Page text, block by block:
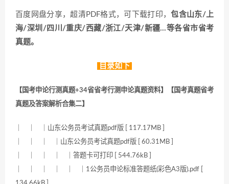
百度网盘分享，超清PDF格式，可下载打印，包含山东/上
海/深圳/四川/重庆/西藏/浙江/天津/新疆…等各省市省考
真题。
目录如下
【国考申论行测真题+34省省考行测申论真题资料】【国考真题省考
真题及答案解析合集二】
｜ ｜ ｜山东公务员考试真题pdf版 [ 117.17MB ]
｜ ｜ ｜ ｜山东公务员考试真题pdf版 [ 60.31MB ]
｜ ｜ ｜ ｜ ｜答题卡可打印 [ 544.76kB ]
｜ ｜ ｜ ｜ ｜ ｜1公务员申论标准答题纸(彩色A3版).pdf [